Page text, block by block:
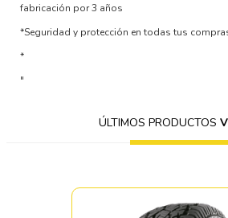
fabricación por 3 años
*Seguridad y protección en todas tus
*
"
ÚLTIMOS PRODUCTOS